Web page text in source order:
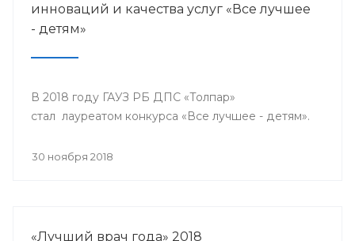
инноваций и качества услуг «Все лучшее
- детям»
В 2018 году ГАУЗ РБ ДПС «Толпар»
стал лауреатом конкурса «Все лучшее - детям».
30 ноября 2018
«Лучший врач года» 2018